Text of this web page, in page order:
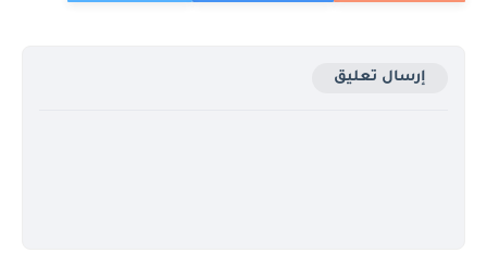
إرسال تعليق